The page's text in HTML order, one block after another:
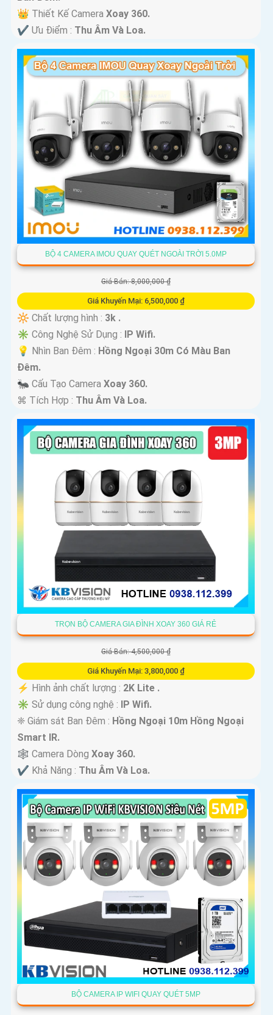
👑 Thiết Kế Camera Xoay 360.
️✔️ Ưu Điểm : Thu Âm Và Loa.
BỘ 4 CAMERA IMOU QUAY QUÉT NGOÀI TRỜI 5.0MP
Giá Bán: 8,000,000 ₫
Giá Khuyến Mại: 6,500,000 ₫
🔆 Chất lượng hình : 3k .
✳️ Công Nghệ Sử Dụng : IP Wifi.
💡 Nhìn Ban Đêm : Hồng Ngoại 30m Có Màu Ban
Ðêm.
🐜 Cấu Tạo Camera Xoay 360.
️⌘ Tích Hợp : Thu Âm Và Loa.
TRỌN BỘ CAMERA GIA ĐÌNH XOAY 360 GIÁ RẺ
Giá Bán: 4,500,000 ₫
Giá Khuyến Mại: 3,800,000 ₫
️⚡ Hình ảnh chất lượng : 2K Lite .
✳️ Sử dụng công nghệ : IP Wifi.
❈ Giám sát Ban Đêm : Hồng Ngoại 10m Hồng Ngoại
Smart IR.
🕸️ Camera Dòng Xoay 360.
️✔️ Khả Năng : Thu Âm Và Loa.
BỘ CAMERA IP WIFI QUAY QUÉT 5MP